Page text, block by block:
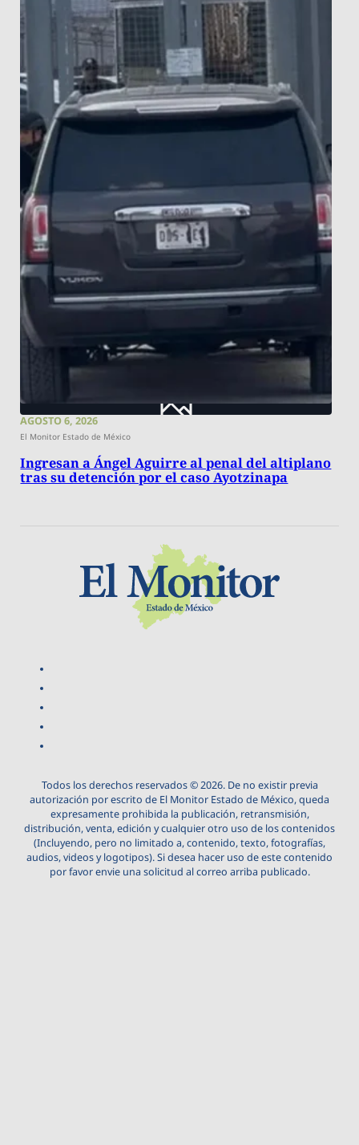
AGOSTO 6, 2026
El Monitor Estado de México
Ingresan a Ángel Aguirre al penal del altiplano
tras su detención por el caso Ayotzinapa
Todos los derechos reservados © 2026. De no existir previa
autorización por escrito de El Monitor Estado de México, queda
expresamente prohibida la publicación, retransmisión,
distribución, venta, edición y cualquier otro uso de los contenidos
(Incluyendo, pero no limitado a, contenido, texto, fotografías,
audios, videos y logotipos). Si desea hacer uso de este contenido
por favor envie una solicitud al correo arriba publicado.